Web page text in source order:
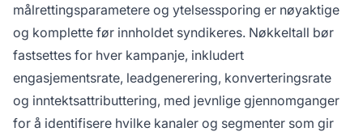
målrettingsparametere og ytelsessporing er nøyaktige
og komplette før innholdet syndikeres. Nøkkeltall bør
fastsettes for hver kampanje, inkludert
engasjementsrate, leadgenerering, konverteringsrate
og inntektsattributtering, med jevnlige gjennomganger
for å identifisere hvilke kanaler og segmenter som gir